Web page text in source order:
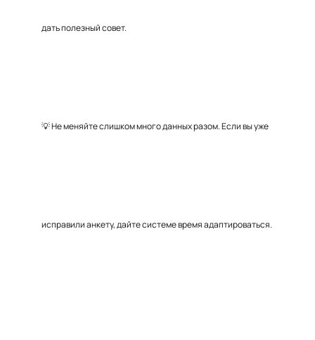
дать полезный совет.
💡 Не меняйте слишком много данных разом. Если вы уже
исправили анкету, дайте системе время адаптироваться.